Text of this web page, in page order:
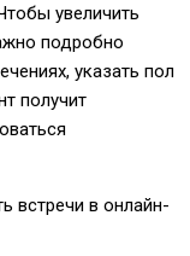
увеличить
подробно
указать пол
получит
встречи в онлайн-